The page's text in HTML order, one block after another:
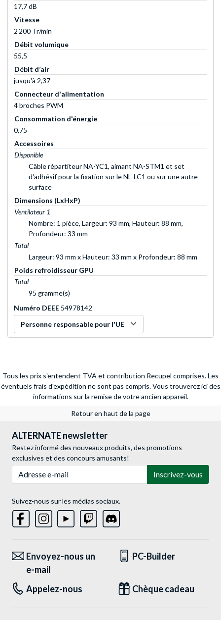
17,7 dB
Vitesse
2 200 Tr/min
Débit volumique
55,5
Débit d’air
jusqu'à 2,37
Connecteur d'alimentation
4 broches PWM
Consommation d'énergie
0,75
Accessoires
Disponible
Câble répartiteur NA-YC1, aimant NA-STM1 et set
d'adhésif pour la fixation sur le NL-LC1 ou sur une autre
surface
Dimensions (LxHxP)
Ventilateur 1
Nombre: 1 pièce, Largeur: 93 mm, Hauteur: 88 mm,
Profondeur: 33 mm
Total
Largeur: 93 mm x Hauteur: 33 mm x Profondeur: 88 mm
Poids refroidisseur GPU
Total
95 gramme(s)
Numéro DEEE 54978142
Personne responsable pour l'UE
Tous les prix s'entendent TVA et contribution Recupel comprises. Les
éventuels frais d'expédition ne sont pas compris. Vous trouverez ici des
informations sur la remise de votre ancien appareil.
Retour en haut de la page
ALTERNATE newsletter
Restez informé des nouveaux produits, des promotions
exclusives et des concours amusants!
Inscrivez-vous
Suivez-nous sur les médias sociaux.
Envoyez-nous un
e-mail
PC-Builder
Appelez-nous Chèque cadeau